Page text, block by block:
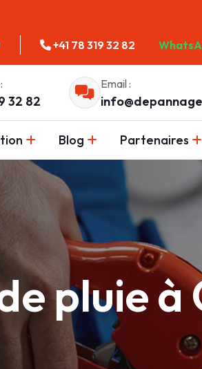
+41 78 319 32 82
32 82
Email :
Blog Partenaires
pluie à